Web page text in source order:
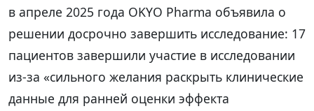
в апреле 2025 года OKYO Pharma объявила о
решении досрочно завершить исследование: 17
пациентов завершили участие в исследовании
из-за «сильного желания раскрыть клинические
данные для ранней оценки эффекта